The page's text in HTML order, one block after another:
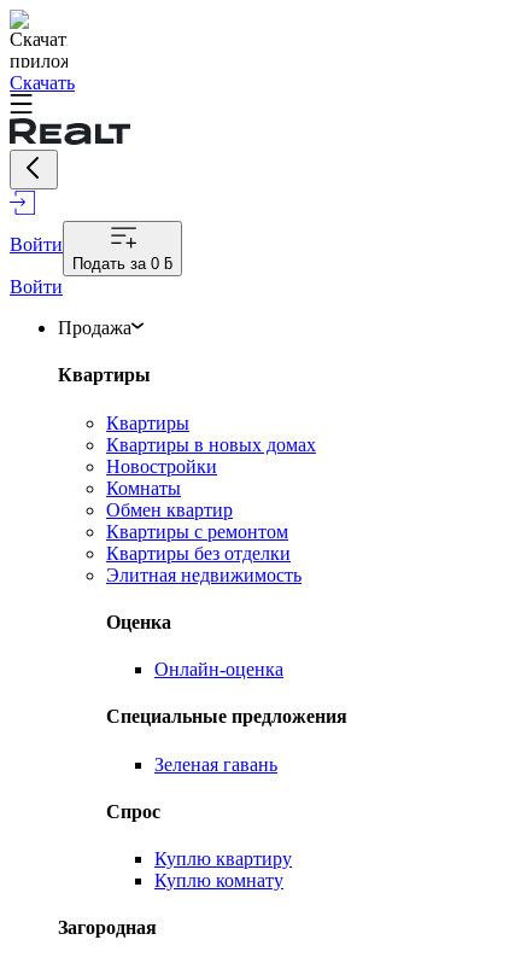
Скачать
Войти
Подать за 0 ƃ
Войти
Продажа
Квартиры
Квартиры
Квартиры в новых домах
Новостройки
Комнаты
Обмен квартир
Квартиры с ремонтом
Квартиры без отделки
Элитная недвижимость
Оценка
Онлайн-оценка
Специальные предложения
Зеленая гавань
Спрос
Куплю квартиру
Куплю комнату
Загородная